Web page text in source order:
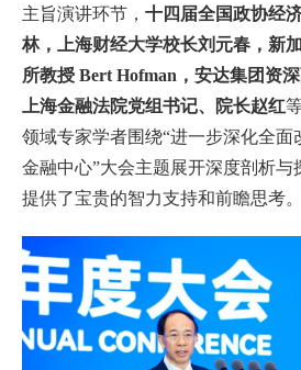
主旨演讲环节， 十四届全国政协经
林，上海财经大学校长刘元春，新
所教授 Bert Hofman，安达集团资深
上海金融法院党组书记、院长赵红
领域专家学者围绕“进一步深化全
金融中心”大会主题展开深度剖析与
提供了宝贵的智力支持和前瞻思考。